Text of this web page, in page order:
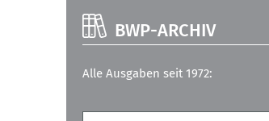
BWP-ARCHIV
Alle Ausgaben seit 1972: